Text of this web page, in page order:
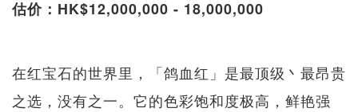
估价：HK$12,000,000 - 18,000,000
在红宝石的世界里，「鸽血红」是最顶级丶最昂贵
之选，没有之一。它的色彩饱和度极高，鲜艳强